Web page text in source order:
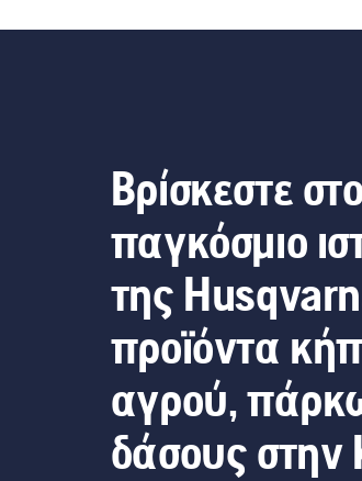
Βρίσκεστε
παγκόσμιο
της
προϊόντα
αγρού,
δάσους στην